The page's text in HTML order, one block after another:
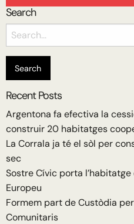
Search
Search
for:
Recent Posts
Argentona fa efectiva la
construir 20 habitatges
La Corrala ja té el sòl per
sec
Sostre Cívic porta
Europeu
Formem part de Custòdia
Comunitaris